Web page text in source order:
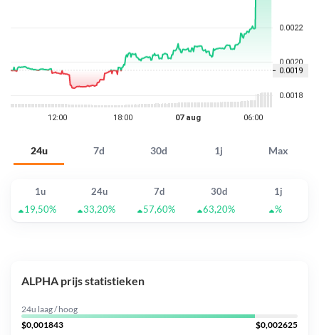
24u 7d 30d 1j Max
1u 24u 7d 30d
1j
19,50%
33,20% 57,60% 63,20% %
ALPHA prijs statistieken
24u laag / hoog
$0,001843
$0,002625